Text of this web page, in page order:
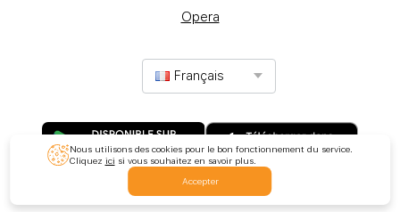
Opera
Français
© 2017-2025 Promotion Ltd. Tous droits réservés.
Nous utilisons des cookies pour le bon fonctionnement du service.
Cliquez ici si vous souhaitez en savoir plus.
Accepter